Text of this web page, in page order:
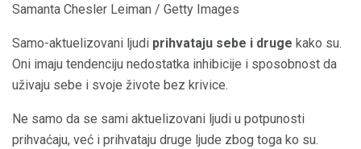
Samanta Chesler Leiman / Getty Images
Samo-aktuelizovani ljudi prihvataju sebe i druge kako su.
Oni imaju tendenciju nedostatka inhibicije i sposobnost da
uživaju sebe i svoje živote bez krivice.
Ne samo da se sami aktuelizovani ljudi u potpunosti
prihvaćaju, već i prihvataju druge ljude zbog toga ko su.